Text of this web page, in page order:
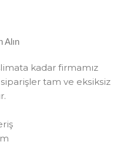
Alın
kadar firmamız
tam ve eksiksiz